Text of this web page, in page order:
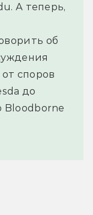
А теперь,
об
споров
до
Bloodborne